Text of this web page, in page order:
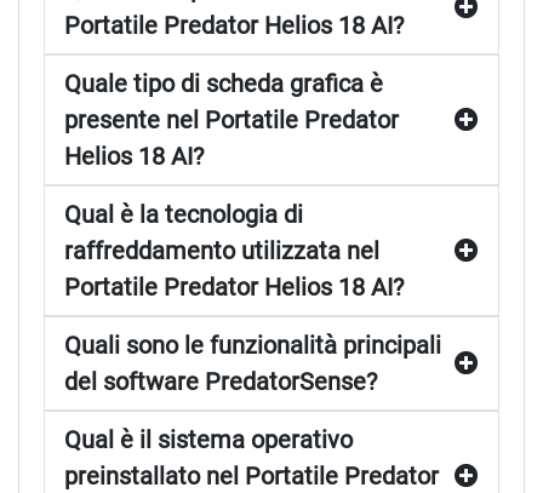
Portatile Predator Helios 18 AI?
Quale tipo di scheda grafica è
presente nel Portatile Predator
Helios 18 AI?
Qual è la tecnologia di
raffreddamento utilizzata nel
Portatile Predator Helios 18 AI?
Quali sono le funzionalità principali
del software PredatorSense?
Qual è il sistema operativo
preinstallato nel Portatile Predator